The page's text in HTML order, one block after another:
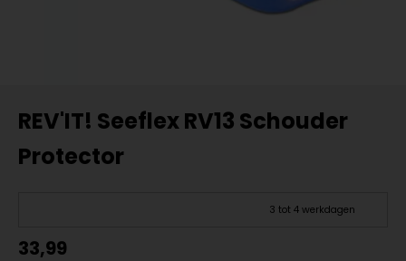
REV'IT! Seeflex RV13 Schouder
Protector
3 tot 4 werkdagen
33,99